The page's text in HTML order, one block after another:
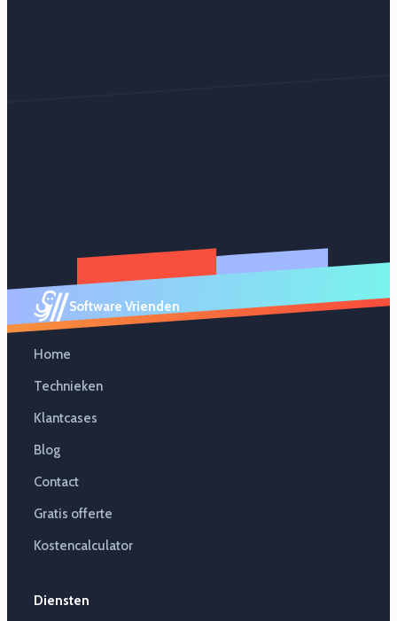
Software Vrienden
Home
Technieken
Klantcases
Blog
Contact
Gratis offerte
Kostencalculator
Diensten